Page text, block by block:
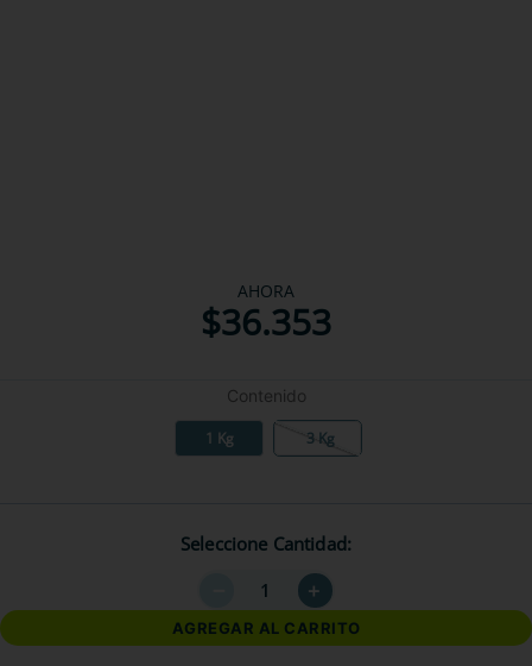
AHORA
$36.353
Contenido
1 Kg 3 Kg
Seleccione Cantidad
＋
AGREGAR AL CARRITO